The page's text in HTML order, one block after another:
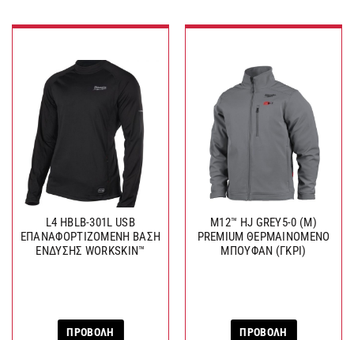
L4 HBLB-301L USB
ΕΠΑΝΑΦΟΡΤΙΖΟΜΕΝΗ ΒΑΣΗ
ΕΝΔΥΣΗΣ WORKSKIN™
ΠΡΟΒΟΛΗ
M12™ HJ GREY5-0 (Μ)
PREMIUM ΘΕΡΜΑΙΝΟΜΕΝΟ
ΜΠΟΥΦΑΝ (ΓΚΡΙ)
ΠΡΟΒΟΛΗ